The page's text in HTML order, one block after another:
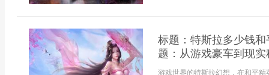
标题：特斯拉多少钱
题：从游戏豪车到现
游戏世界的特斯拉幻想，在和平